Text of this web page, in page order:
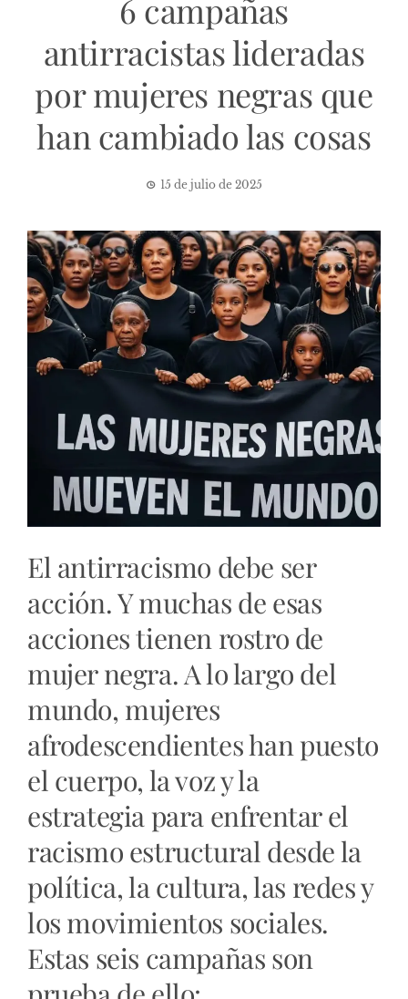
6 campañas
antirracistas lideradas
por mujeres negras que
han cambiado las cosas
15 de julio de 2025
El antirracismo debe ser
acción. Y muchas de esas
acciones tienen rostro de
mujer negra. A lo largo del
mundo, mujeres
afrodescendientes han puesto
el cuerpo, la voz y la
estrategia para enfrentar el
racismo estructural desde la
política, la cultura, las redes y
los movimientos sociales.
Estas seis campañas son